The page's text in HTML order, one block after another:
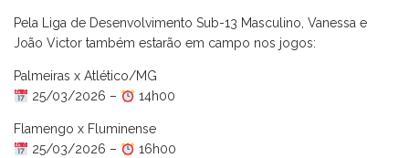
Pela Liga de Desenvolvimento Sub-13 Masculino, Vanessa e
João Victor também estarão em campo nos jogos:
Palmeiras x Atlético/MG
25/03/2026 –
14h00
Flamengo x Fluminense
25/03/2026 –
16h00